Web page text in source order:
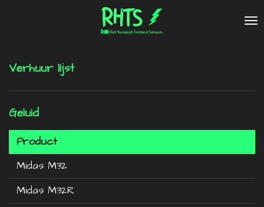
hoofdinhoud
Verhuur lijst
Geluid
Product
Midas M32
Midas M32R